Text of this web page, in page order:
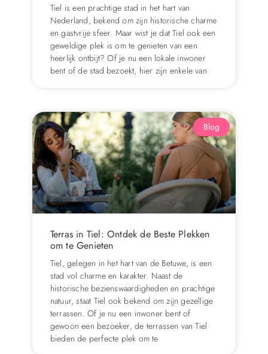
Tiel is een prachtige stad in het hart van
Nederland, bekend om zijn historische charme
en gastvrije sfeer. Maar wist je dat Tiel ook een
geweldige plek is om te genieten van een
heerlijk ontbijt? Of je nu een lokale inwoner
bent of de stad bezoekt, hier zijn enkele van
Blog
Terras in Tiel: Ontdek de Beste Plekken
om te Genieten
Tiel, gelegen in het hart van de Betuwe, is een
stad vol charme en karakter. Naast de
historische bezienswaardigheden en prachtige
natuur, staat Tiel ook bekend om zijn gezellige
terrassen. Of je nu een inwoner bent of
gewoon een bezoeker, de terrassen van Tiel
bieden de perfecte plek om te